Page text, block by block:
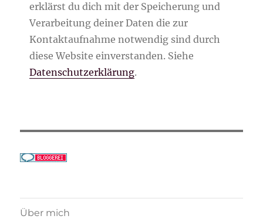
erklärst du dich mit der Speicherung und
Verarbeitung deiner Daten die zur
Kontaktaufnahme notwendig sind durch
diese Website einverstanden. Siehe
Datenschutzerklärung.
Über mich